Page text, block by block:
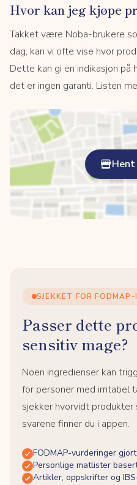
Hvor kan jeg kjøpe
Takket være Noba-brukere
dag, kan vi ofte vise hvor
Dette kan gi en indikasjon på
det er ingen garanti. Listen
SJEKKET FOR
Passer dette
sensitiv mage?
Noen ingredienser kan
for personer med irritabel
sjekker hvorvidt
svarene finner du i appen.
FODMAP-vurderinger
Personlige matlister
Artikler, oppskrifter og